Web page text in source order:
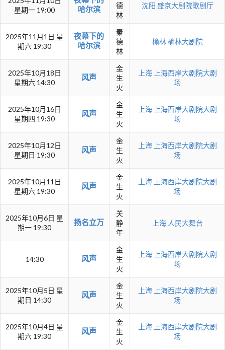
星期一 19:00
哈尔滨
德
林
沈阳 盛京大剧院歌剧厅
2025年11月1日 星
期六 19:30
夜幕下的
哈尔滨
秦
德
林
榆林榆林大剧院
2025年10月18日
星期六 14:30
风声
金
生
火
上海 上海西岸大剧院大剧
场
2025年10月16日
星期四 19:30
风声
金
生
火
上海 上海西岸大剧院大剧
场
2025年10月12日
星期日 19:30
风声
金
生
火
上海 上海西岸大剧院大剧
场
2025年10月11日
星期六 19:30
风声
金
生
火
上海 上海西岸大剧院大剧
场
2025年10月6日 星
期一 19:30
扬名立万
关
静
年
上海 人民大舞台
14:30 风声
金
生
火
上海 上海西岸大剧院大剧
场
2025年10月5日 星
期日 14:30
风声
金
生
火
上海 上海西岸大剧院大剧
场
2025年10月4日 星
期六 19:30
风声
金
生
火
上海 上海西岸大剧院大剧
场